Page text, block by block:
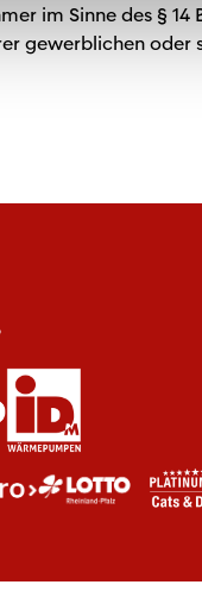
im Sinne des § 14
gewerblichen